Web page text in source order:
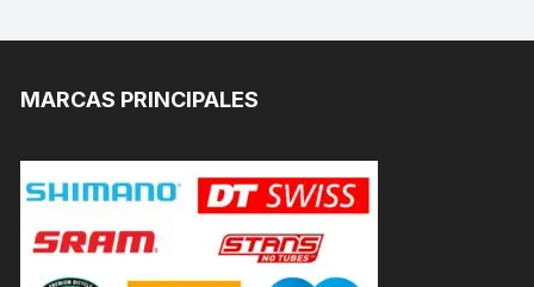
MARCAS PRINCIPALES